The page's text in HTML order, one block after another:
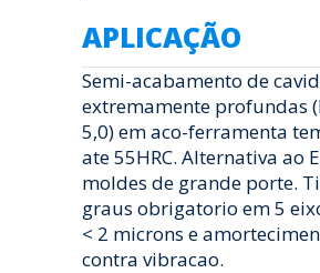
APLICAÇÃO
Semi-acabamento de
extremamente profundas
5,0) em aco-ferramenta
ate 55HRC. Alternativa ao
moldes de grande porte.
graus obrigatorio em 5
< 2 microns e
contra vibracao.